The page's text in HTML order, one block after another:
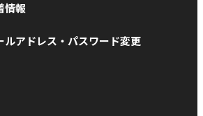
情報
ルアドレス・パスワード変更